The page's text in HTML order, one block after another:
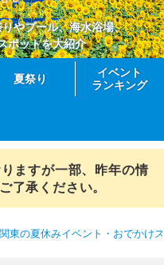
やプール、海水浴場、
ポットを大紹介
夏祭り
イベント
ランキング
ますが一部、昨年の情
了承ください。
関東の夏休みイベント・おでかけ